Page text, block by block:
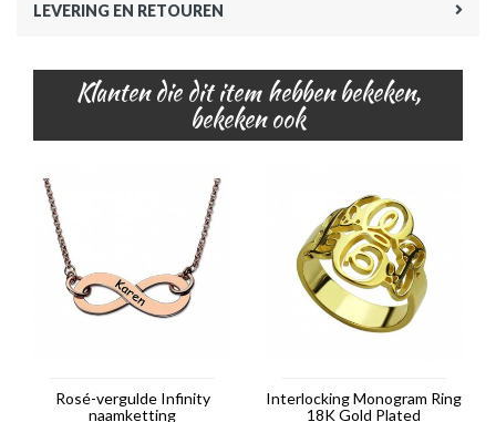
LEVERING EN RETOUREN
Klanten die dit item hebben bekeken,
bekeken ook
Rosé-vergulde Infinity
naamketting
Interlocking Monogram Ring
18K Gold Plated